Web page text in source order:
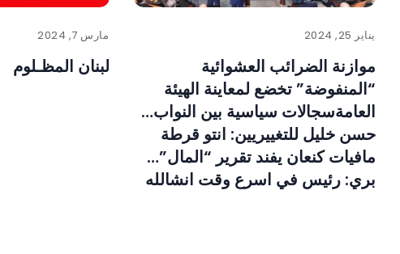
يناير 25, 2024
موازنة الضرائب العشوائية
“المنفوضة” تخضع لمعاينة الهيئة
العامةسجالات سياسية بين النواب…
حسن خليل للتغييريين: انتو قرطة
مافيات ‏كنعان يفند تقرير “المال”…
بري: رئيس في اسرع وقت انشالله
مارس 7, 2024
لبنان المظـلوم